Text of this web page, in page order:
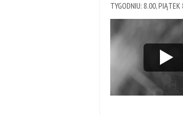
TYGODNIU: 8.00,